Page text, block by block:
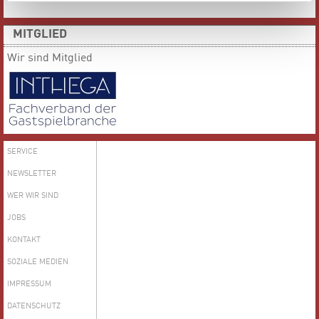
MITGLIED
Wir sind Mitglied
SERVICE
NEWSLETTER
WER WIR SIND
JOBS
KONTAKT
SOZIALE MEDIEN
IMPRESSUM
DATENSCHUTZ